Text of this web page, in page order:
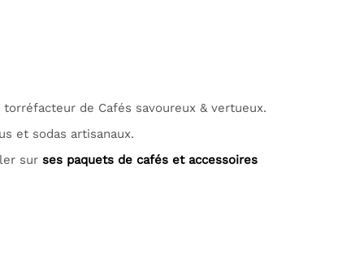
de Cafés savoureux & vertueux.
et sodas artisanaux.
sur ses paquets de cafés et accessoires